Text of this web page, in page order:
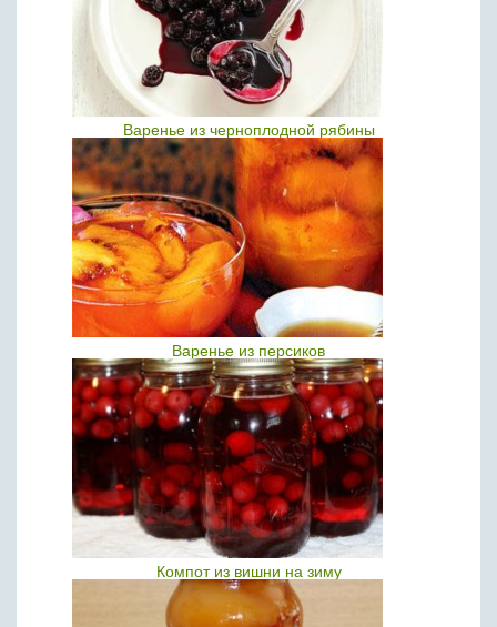
Варенье из черноплодной рябины
Варенье из персиков
Компот из вишни на зиму